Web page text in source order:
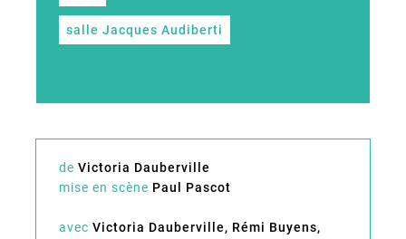
salle Jacques Audiberti
de Victoria Dauberville
mise en scène Paul Pascot
avec Victoria Dauberville, Rémi Buyens,